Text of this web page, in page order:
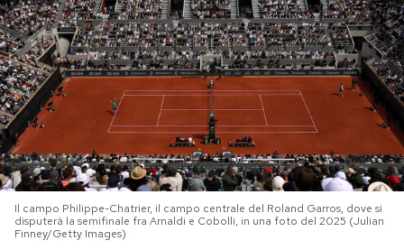
PODCAST
NEWSLETTER
I MIEI PREFERITI
SHOP
CALENDARIO
Il campo Philippe-Chatrier, il campo centrale del Roland Garros, dove si
disputerà la semifinale fra Arnaldi e Cobolli, in una foto del 2025 (Julian
Finney/Getty Images)